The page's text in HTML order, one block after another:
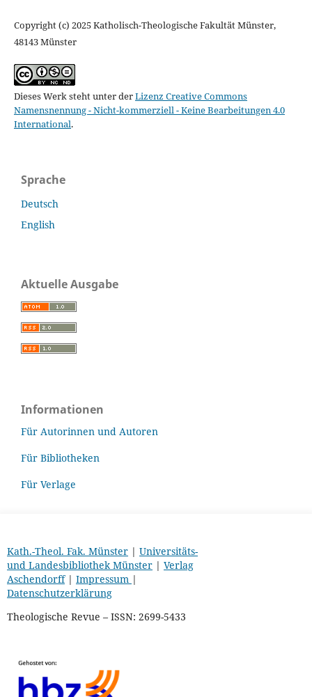
Copyright (c) 2025 Katholisch-Theologische Fakultät Münster,
48143 Münster
Dieses Werk steht unter derLizenz Creative Commons
Namensnennung - Nicht-kommerziell - Keine Bearbeitungen 4.0
International.
Sprache
Deutsch
English
Aktuelle Ausgabe
Informationen
Für Autorinnen und Autoren
Für Bibliotheken
Für Verlage
Kath.-Theol. Fak. Münster| Universitäts-
und Landesbibliothek Münster| Verlag
Aschendorff| Impressum |
Datenschutzerklärung
Theologische Revue – ISSN: 2699-5433